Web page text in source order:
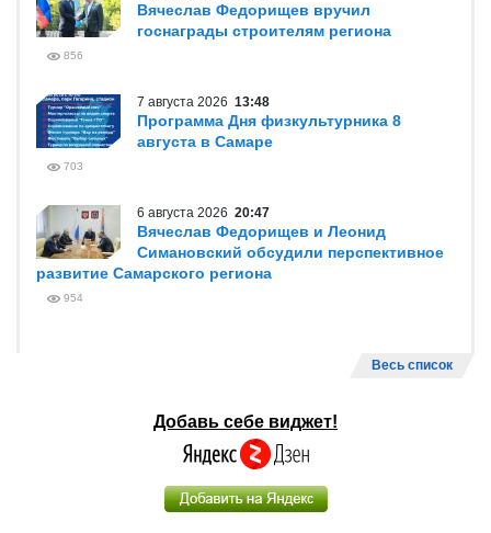
Вячеслав Федорищев вручил
госнаграды строителям региона
856
7 августа 2026 13:48
Программа Дня физкультурника 8
августа в Самаре
703
6 августа 2026 20:47
Вячеслав Федорищев и Леонид
Симановский обсудили перспективное
развитие Самарского региона
954
Весь список
Добавь себе виджет!